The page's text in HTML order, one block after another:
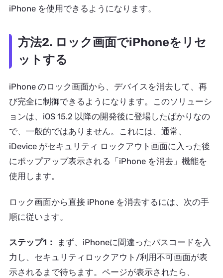
iPhone を使用できるようになります。
方法2. ロック画面でiPhoneをリセ
ットする
iPhone のロック画面から、デバイスを消去して、再
び完全に制御できるようになります。このソリューシ
ョンは、iOS 15.2 以降の開発後に登場したばかりなの
で、一般的ではありません。これには、通常、
iDevice がセキュリティ ロックアウト画面に入った後
にポップアップ表示される「iPhone を消去」機能を
使用します。
ロック画面から直接 iPhone を消去するには、次の手
順に従います。
ステップ1：
まず、iPhoneに間違ったパスコードを入
力し、セキュリティロックアウト/利用不可画面が表
示されるまで待ちます。ページが表示されたら、